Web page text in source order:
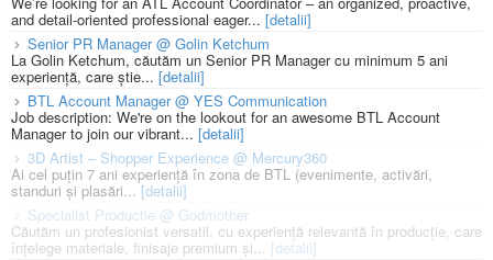
and detail-oriented professional eager... [detalii]
Senior PR Manager @ Golin Ketchum
La Golin Ketchum, căutăm un Senior PR Manager cu minimum 5 ani
experiență, care știe... [detalii]
BTL Account Manager @ YES Communication
Job description: We're on the lookout for an awesome BTL Account
Manager to join our vibrant... [detalii]
3D Artist – Shopper Experience @ Mercury360
Ai cel puțin 7 ani experiență în zona de BTL (evenimente, activări,
standuri și plasări... [detalii]
Specialist Productie @ Godmother
Căutăm un profesionist versatil, cu experiență relevantă în producție, care
înțelege materiale, finisaje premium și... [detalii]